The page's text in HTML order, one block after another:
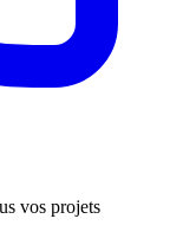
vos projets